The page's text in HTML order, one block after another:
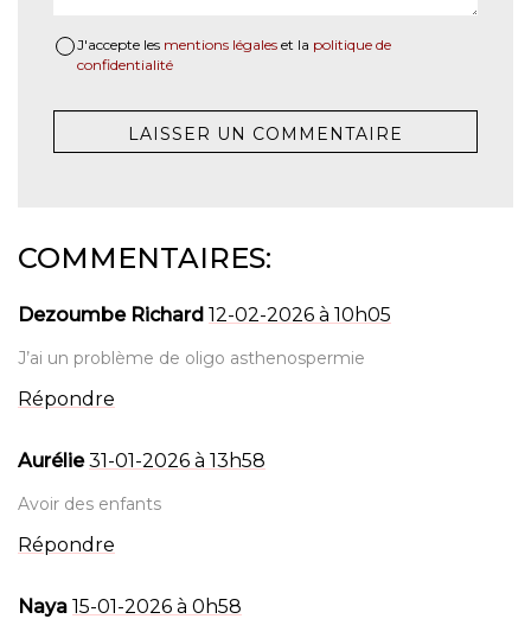
J'accepte les mentions légales et la politique de
confidentialité
COMMENTAIRES:
Dezoumbe Richard 12-02-2026 à 10h05
J’ai un problème de oligo asthenospermie
Répondre
Aurélie 31-01-2026 à 13h58
Avoir des enfants
Répondre
Naya 15-01-2026 à 0h58